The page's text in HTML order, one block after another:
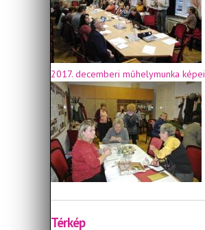
2017. decemberi műhelymunka képei
Térkép